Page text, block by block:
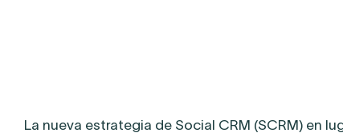
La nueva estrategia de Social CRM (SCRM) en